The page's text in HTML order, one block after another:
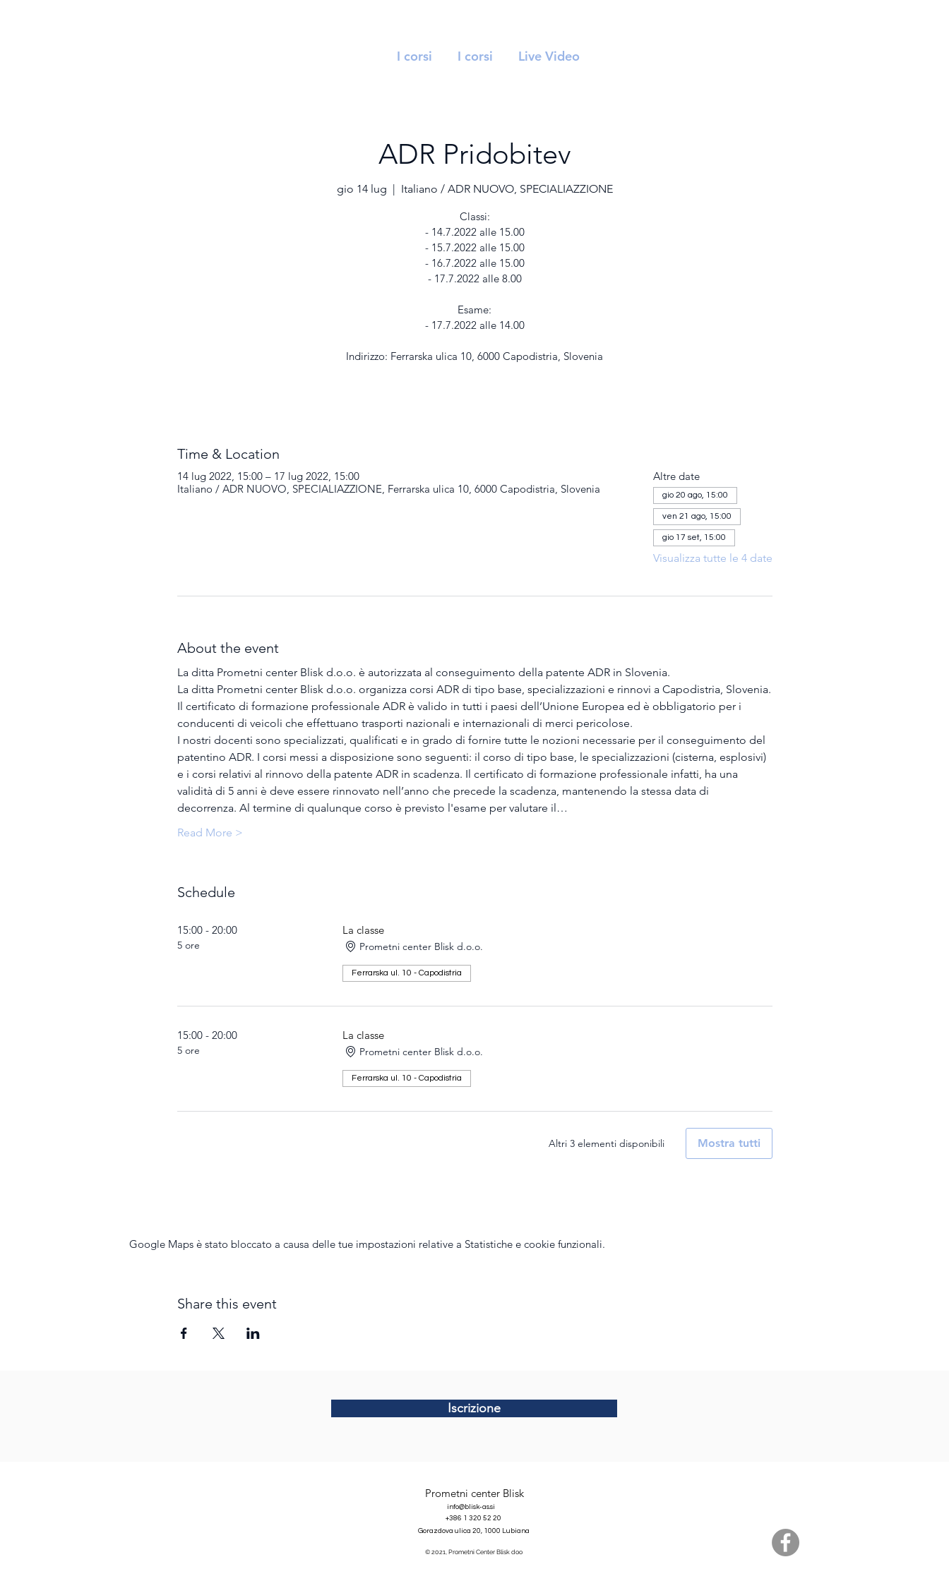
ADR Pridobitev
gio 14 lug
  |
Italiano / ADR NUOVO, SPECIALIAZZIONE
Classi:
- 14.7.2022 alle 15.00
- 15.7.2022 alle 15.00
- 16.7.2022 alle 15.00
- 17.7.2022 alle 8.00
Esame:
- 17.7.2022 alle 14.00
Indirizzo: Ferrarska ulica 10, 6000 Capodistria, Slovenia
Time & Location
14 lug 2022, 15:00 – 17 lug 2022, 15:00
Italiano / ADR NUOVO, SPECIALIAZZIONE, Ferrarska ulica 10, 6000 Capodistria, Slovenia
Altre date
gio 20 ago, 15:00
ven 21 ago, 15:00
gio 17 set, 15:00
Visualizza tutte le 4 date
About the event
La ditta Prometni center Blisk d.o.o. è autorizzata al conseguimento della patente ADR in Slovenia.
La ditta Prometni center Blisk d.o.o. organizza corsi ADR di tipo base, specializzazioni e rinnovi a Capodistria, Slovenia.
Il certificato di formazione professionale ADR è valido in tutti i paesi dell’Unione Europea ed è obbligatorio per i
conducenti di veicoli che effettuano trasporti nazionali e internazionali di merci pericolose.
I nostri docenti sono specializzati, qualificati e in grado di fornire tutte le nozioni necessarie per il conseguimento del
patentino ADR. I corsi messi a disposizione sono seguenti: il corso di tipo base, le specializzazioni (cisterna, esplosivi)
e i corsi relativi al rinnovo della patente ADR in scadenza. Il certificato di formazione professionale infatti, ha una
validità di 5 anni è deve essere rinnovato nell’anno che precede la scadenza, mantenendo la stessa data di
decorrenza. Al termine di qualunque corso è previsto l'esame per valutare il…
Read More >
Schedule
15:00 - 20:00
5 ore
La classe
Prometni center Blisk d.o.o.
Ferrarska ul. 10 - Capodistria
15:00 - 20:00
5 ore
La classe
Prometni center Blisk d.o.o.
Ferrarska ul. 10 - Capodistria
Altri 3 elementi disponibili Mostra tutti
Google Maps è stato bloccato a causa delle tue impostazioni relative a Statistiche e cookie funzionali.
Share this event
Iscrizione
I corsi I corsi Live Video
Prometni center Blisk
info@blisk-as.si
+386 1 320 52 20
Gorazdova ulica 20, 1000 Lubiana
© 2021, Prometni Center Blisk doo